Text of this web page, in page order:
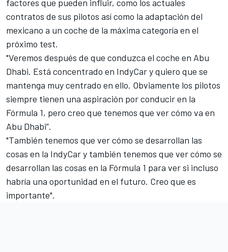
factores que pueden influir, como los actuales
contratos de sus pilotos así como la adaptación del
mexicano a un coche de la máxima categoría en el
próximo test.
"Veremos después de que conduzca el coche en Abu
Dhabi. Está concentrado en IndyCar y quiero que se
mantenga muy centrado en ello. Obviamente los pilotos
siempre tienen una aspiración por conducir en la
Fórmula 1, pero creo que tenemos que ver cómo va en
Abu Dhabi”.
"También tenemos que ver cómo se desarrollan las
cosas en la IndyCar y también tenemos que ver cómo se
desarrollan las cosas en la Fórmula 1 para ver si incluso
habría una oportunidad en el futuro. Creo que es
importante".